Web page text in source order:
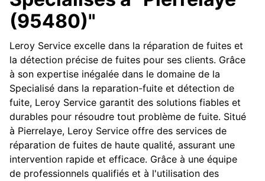
(95480)"
Leroy Service excelle dans la réparation de fuites et
la détection précise de fuites pour ses clients. Grâce
à son expertise inégalée dans le domaine de la
Specialisé dans la reparation-fuite et détection de
fuite, Leroy Service garantit des solutions fiables et
durables pour résoudre tout problème de fuite. Situé
à Pierrelaye, Leroy Service offre des services de
réparation de fuites de haute qualité, assurant une
intervention rapide et efficace. Grâce à une équipe
de professionnels qualifiés et à l'utilisation des